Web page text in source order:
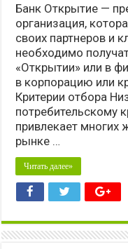
Банк Открытие —
организация,
своих партнеров и
необходимо
«Открытии» или в
в корпорацию или
Критерии отбора
потребительскому
привлекает многих
рынке …
Читать далее»